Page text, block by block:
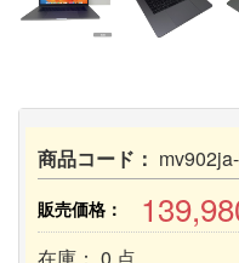
商品コード：
販売価格：
在庫： 0 点